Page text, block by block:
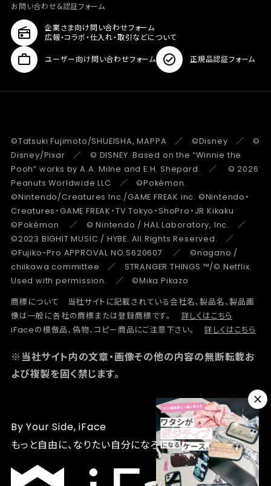
お問い合わせ&認証フォーム
企業さま向け問い合わせフォーム
広報・コラボ・仕入れ・取引などについて
ユーザー向け問い合わせフォーム 正規品認証フォーム
©Tatsuki Fujimoto/SHUEISHA, MAPPA ／ ©Disney ／ ©
Disney/Pixar ／ © DISNEY. Based on the “Winnie the
Pooh” works by A.A. Milne and E.H. Shepard. ／ © 2026
Peanuts Worldwide LLC ／ ©Pokémon.
©Nintendo/Creatures Inc./GAME FREAK inc. ©Nintendo・
Creatures・GAME FREAK・TV Tokyo・ShoPro・JR Kikaku
©Pokémon ／ © Nintendo / HAL Laboratory, Inc. ／
©2023 BIGHIT MUSIC / HYBE. All Rights Reserved. ／
©Fujiko-Pro APPROVAL NO.S620607 ／ ©nagano /
chiikawa committee ／ STRANGER THINGS ™/© Netflix.
Used with permission. ／ ©Mika Pikazo
商標について 当社サイトに記載されている会社名、製品名、製品画
像は一般に各社の商標または登録商標です。
詳しくはこちら
iFaceの模倣品、偽物、コピー商品にご注意下さい。
詳しくはこちら
※当社サイト内の文章・画像その他の内容の無断転載お
よび複製を固く禁じます。
By Your Side, iFace
もっと自由に、なりたい自分になろう